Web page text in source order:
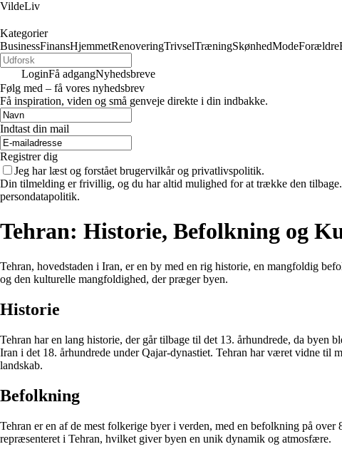
VildeLiv
Kategorier
BusinessFinansHjemmetRenoveringTrivselTræningSkønhedModeForældre
LoginFå adgangNyhedsbreve
Følg med – få vores nyhedsbrev
Få inspiration, viden og små genveje direkte i din indbakke.
Indtast din mail
Registrer dig
Jeg har læst og forstået brugervilkår og privatlivspolitik.
Din tilmelding er frivillig, og du har altid mulighed for at trække den
persondatapolitik.
Tehran: Historie, Befolkning og
Tehran, hovedstaden i Iran, er en by med en rig historie, en mangfoldig
og den kulturelle mangfoldighed, der præger byen.
Historie
Tehran har en lang historie, der går tilbage til det 13. århundrede, da
Iran i det 18. århundrede under Qajar-dynastiet. Tehran har været vidne til
landskab.
Befolkning
Tehran er en af de mest folkerige byer i verden, med en befolkning på
repræsenteret i Tehran, hvilket giver byen en unik dynamik og atmosfære.